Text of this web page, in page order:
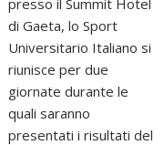
presso il Summit Hotel
di Gaeta, lo Sport
Universitario Italiano si
riunisce per due
giornate durante le
quali saranno
presentati i risultati del